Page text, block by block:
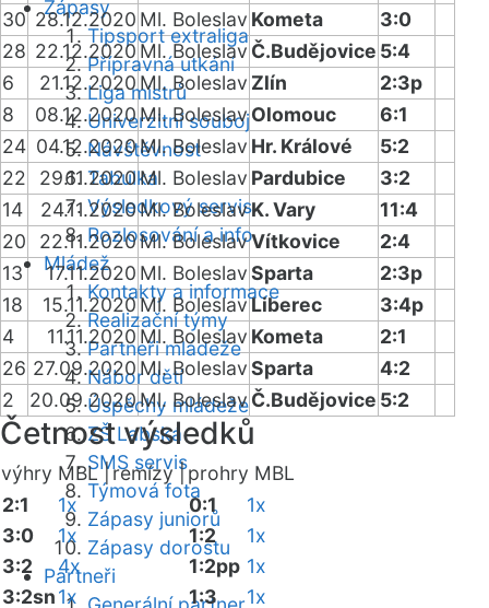
Zápasy
Tipsport extraliga
Přípravná utkání
Liga mistrů
Univerzitní souboj
Návštěvnost
Tabulka
Výsledkový servis
Rozlosování a info
Mládež
Kontakty a informace
Realizační týmy
Partneři mládeže
Nábor dětí
Úspěchy mládeže
ZŠ Labská
SMS servis
Týmová fota
Zápasy juniorů
Zápasy dorostu
Partneři
30 28.12.2020 Ml. Boleslav Kometa
3:0
28 22.12.2020 Ml. Boleslav Č.Budějovice 5:4
6
21.12.2020 Ml. Boleslav Zlín
2:3p
8
08.12.2020Ml. BoleslavOlomouc
6:1
24 04.12.2020Ml. Boleslav Hr. Králové
5:2
22
29.11.2020Ml. Boleslav Pardubice
3:2
14
24.11.2020Ml. BoleslavK. Vary
11:4
20
22.11.2020Ml. BoleslavVítkovice
2:4
13
17.11.2020 Ml. BoleslavSparta
2:3p
18
15.11.2020Ml. BoleslavLiberec
3:4p
4
11.11.2020 Ml. Boleslav Kometa
2:1
26 27.09.2020 Ml. BoleslavSparta
4:2
2
20.09.2020Ml. BoleslavČ.Budějovice 5:2
Četnost výsledků
výhry MBL |remízy |prohry MBL
2:1
1x
3:0
1x
3:2
4x
3:2sn1x
0:1
1x
1:2
1x
1:2pp 1x
1:3
1x